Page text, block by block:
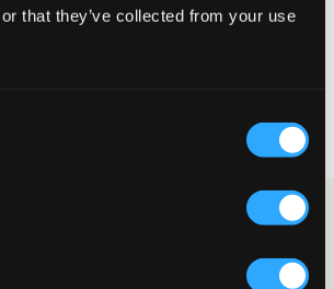
that they’ve collected from your use
EN STØRRELSE
60 dager
Tommy Hilfiger. T-skjorten har rund hals